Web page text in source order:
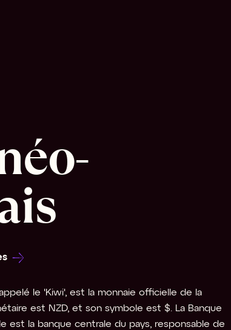
le 'Kiwi', est la monnaie officielle de la
est NZD, et son symbole est $. La Banque
est la banque centrale du pays, responsable de